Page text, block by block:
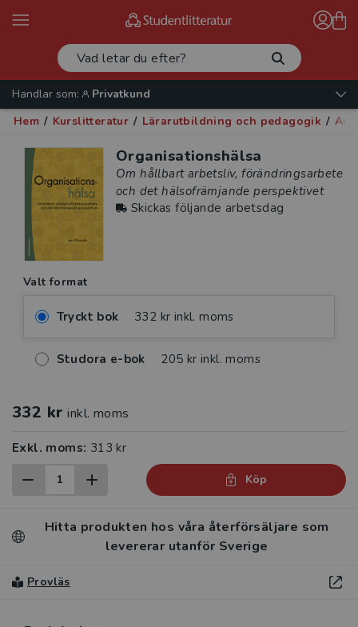
Handlar som:
Privatkund
Hem / Kurslitteratur / Lärarutbildning och pedagogik /
Organisationshälsa
Om hållbart arbetsliv, förändringsarbete
och det hälsofrämjande perspektivet
Skickas följande arbetsdag
Valt format
Tryckt bok 332 kr inkl. moms
Studora e-bok 205 kr inkl. moms
332 kr inkl. moms
Exkl. moms: 313 kr
Köp
Hitta produkten hos våra återförsäljare som
levererar utanför Sverige
Provläs